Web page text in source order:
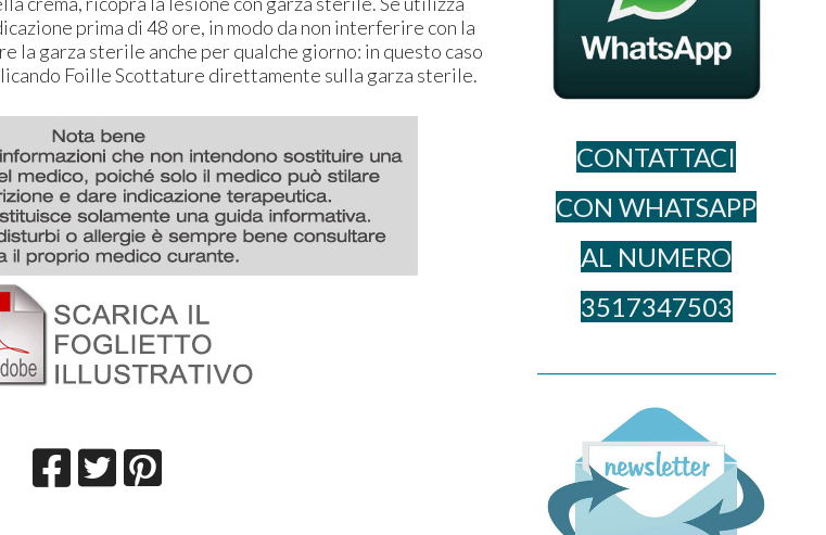
prima di 48 ore, in modo da non interferire con la
la garza sterile anche per qualche giorno: in questo caso
Foille Scottature direttamente sulla garza sterile.
CONTATTACI
CON WHATSAPP
AL NUME​RO
3517347503